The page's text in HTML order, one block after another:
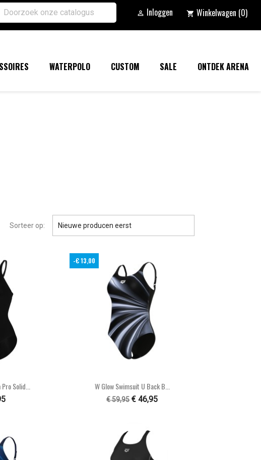
 Inloggen shopping_cart Winkelwagen (0)
WATERPOLO CUSTOM SALE ONTDEK ARENA
Sorteer op: Nieuwe producen eerst
Solid... Snel bekijken
W Glow Swimsuit U Back B...
€ 59,95 € 46,95
-€ 13,00